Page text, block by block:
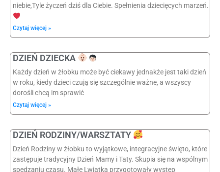
niebie,Tyle życzeń dziś dla Ciebie. Spełnienia dziecięcych marzeń.
Czytaj więcej »
DZIEŃ DZIECKA
Każdy dzień w żłobku może być ciekawy jednakże jest taki dzień
w roku, kiedy dzieci czują się szczególnie ważne, a wszyscy
dorośli chcą im sprawić
Czytaj więcej »
DZIEŃ RODZINY/WARSZTATY
Dzień Rodziny w żłobku to wyjątkowe, integracyjne święto, które
zastępuje tradycyjny Dzień Mamy i Taty. Skupia się na wspólnym
spędzaniu czasu. Małe Lwiątka przygotowały występ